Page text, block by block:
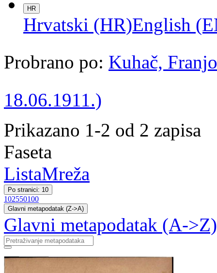
HR
Hrvatski (HR)English
Probrano po: Kuhač,
18.06.1911.)
Prikazano 1-2 od 2 zapisa
Faseta
ListaMreža
Po stranici: 10
102550100
Glavni metapodatak (Z->A)
Glavni metapodatak (A->Z)